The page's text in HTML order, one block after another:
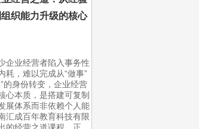
织能力升级的核心
企业经营者陷入事务性
耗，难以完成从“做事”
的身份转变，企业经营
心本质，是搭建可复制
展体系而非依赖个人能
汇成百年教育科技有限